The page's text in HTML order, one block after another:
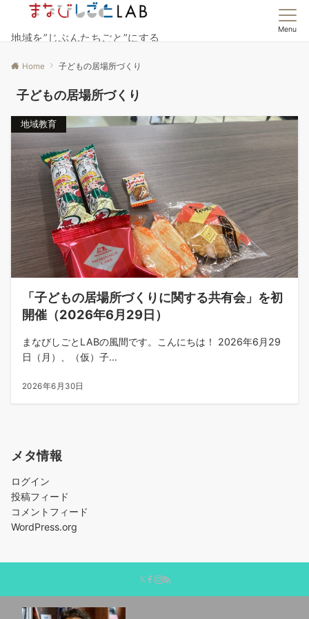
地域を”じぶんたちごと”にする
Menu
Home 子どもの居場所づくり
子どもの居場所づくり
地域教育
「子どもの居場所づくりに関する共有会」を初
開催（2026年6月29日）
まなびしごとLABの風間です。こんにちは！ 2026年6月29
日（月）、（仮）子...
2026年6月30日
メタ情報
ログイン
投稿フィード
コメントフィード
WordPress.org